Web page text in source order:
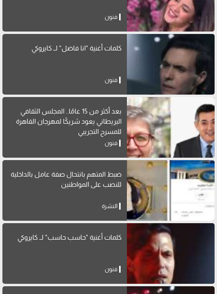
فنون
كلمات أغنية "انا فاضل" لــ كايروكي
فنون
بعد أكثر من 15 عامًا.. المجلس الثقافي
البريطاني يعود شريكًا لمهرجان القاهرة
للمسرح التجريبي
فنون
ضبط المتهم بانتحال صفة عامل بالداخلية
للنصب على المواطنين
النشرة
كلمات أغنية "حاسب حاسب" لــ كايروكي
فنون